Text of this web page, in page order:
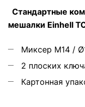
Стандартные
мешалки Einhell
Миксер M14 /
2 плоских
Картонная